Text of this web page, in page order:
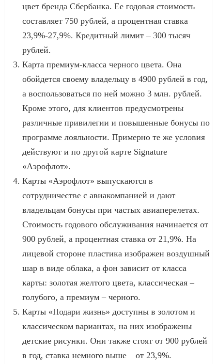
цвет бренда Сбербанка. Ее годовая стоимость
составляет 750 рублей, а процентная ставка
23,9%-27,9%. Кредитный лимит – 300 тысяч
рублей.
Карта премиум-класса черного цвета. Она
обойдется своему владельцу в 4900 рублей в год,
а воспользоваться по ней можно 3 млн. рублей.
Кроме этого, для клиентов предусмотрены
различные привилегии и повышенные бонусы по
программе лояльности. Примерно те же условия
действуют и по другой карте Signature
«Аэрофлот».
Карты «Аэрофлот» выпускаются в
сотрудничестве с авиакомпанией и дают
владельцам бонусы при частых авиаперелетах.
Стоимость годового обслуживания начинается от
900 рублей, а процентная ставка от 21,9%. На
лицевой стороне пластика изображен воздушный
шар в виде облака, а фон зависит от класса
карты: золотая желтого цвета, классическая –
голубого, а премиум – черного.
Карты «Подари жизнь» доступны в золотом и
классическом вариантах, на них изображены
детские рисунки. Они также стоят от 900 рублей
в год, ставка немного выше – от 23,9%.